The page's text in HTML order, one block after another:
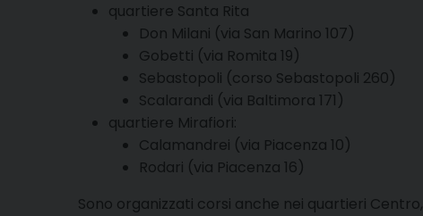
quartiere Santa Rita
Don Milani (via San Marino 107)
Gobetti (via Romita 19)
Sebastopoli (corso Sebastopoli 260)
Scalarandi (via Baltimora 171)
quartiere Mirafiori:
Calamandrei (via Piacenza 10)
Rodari (via Piacenza 16)
Sono organizzati corsi anche nei quartieri